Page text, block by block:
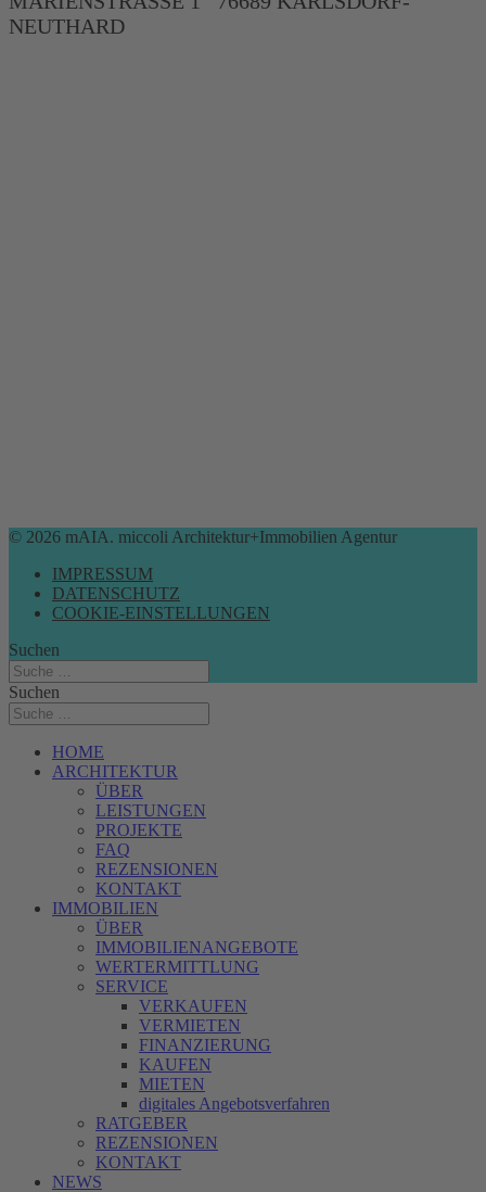
NEUTHARD
© 2026 mAIA. miccoli Architektur+Immobilien Agentur
IMPRESSUM
DATENSCHUTZ
COOKIE-EINSTELLUNGEN
Suchen
Suchen
HOME
ARCHITEKTUR
ÜBER
LEISTUNGEN
PROJEKTE
FAQ
REZENSIONEN
KONTAKT
IMMOBILIEN
ÜBER
IMMOBILIENANGEBOTE
WERTERMITTLUNG
SERVICE
VERKAUFEN
VERMIETEN
FINANZIERUNG
KAUFEN
MIETEN
digitales Angebotsverfahren
RATGEBER
REZENSIONEN
KONTAKT
NEWS